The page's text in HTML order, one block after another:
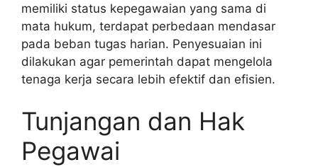
memiliki status kepegawaian yang sama di
mata hukum, terdapat perbedaan mendasar
pada beban tugas harian. Penyesuaian ini
dilakukan agar pemerintah dapat mengelola
tenaga kerja secara lebih efektif dan efisien.
Tunjangan dan Hak
Pegawai